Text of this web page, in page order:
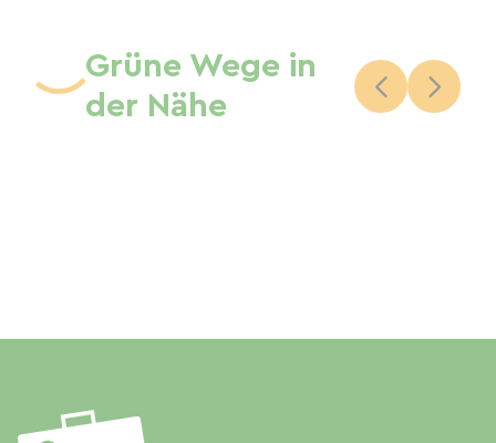
Grüne Wege in
der Nähe